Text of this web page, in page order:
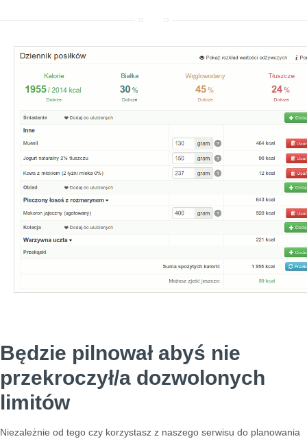
Będzie pilnował abyś nie
przekroczył/a dozwolonych
limitów
Niezależnie od tego czy korzystasz z naszego serwisu do planowania